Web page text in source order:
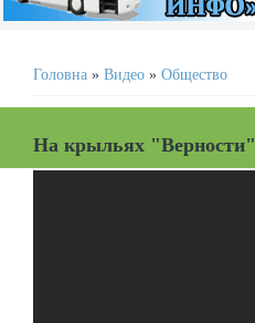
Головна » Видео » Общество
На крыльях "Верности"